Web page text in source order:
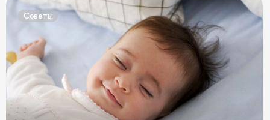
Детские кровати белого цвета
Детские кровати голубого цвета
Детские кровати цвета графит
Детские кровати желтого цвета
Детские кровати зеленого цвета
Советы